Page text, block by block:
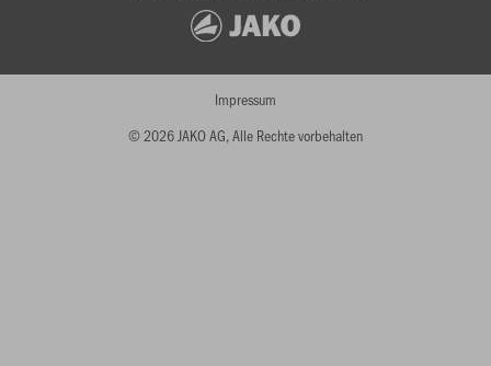
© 2026 JAKO AG, Alle Rechte vorbehalten
Impressum